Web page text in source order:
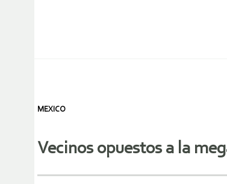
MEXICO
Vecinos opuestos a la